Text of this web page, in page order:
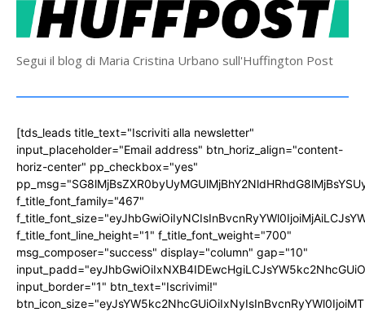
Segui il blog di Maria Cristina Urbano sull'Huffington Post
[tds_leads title_text="Iscriviti alla newsletter"
input_placeholder="Email address" btn_horiz_align="content-
horiz-center" pp_checkbox="yes"
f_title_font_family="467"
f_title_font_line_height="1" f_title_font_weight="700"
msg_composer="success" display="column" gap="10"
input_border="1" btn_text="Iscrivimi!"